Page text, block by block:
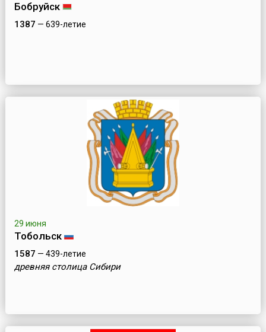
Бобруйск
1387 — 639-летие
29 июня
Тобольск
1587 — 439-летие
древняя столица Сибири